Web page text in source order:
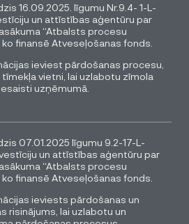
16.09.2025. līgumu Nr.9.4- 1-L-
un attīstības aģentūru par
“Atbalsts procesu
finansē Atveseļošanas fonds.
ieviest pārdošanas procesu,
vietni, lai uzlabotu zīmola
uzņēmumā.
07.01.2025 līgumu 9.2-17-L-
un attīstības aģentūru par
“Atbalsts procesu
finansē Atveseļošanas fonds.
ieviests pārdošanas un
risinājums, lai uzlabotu un